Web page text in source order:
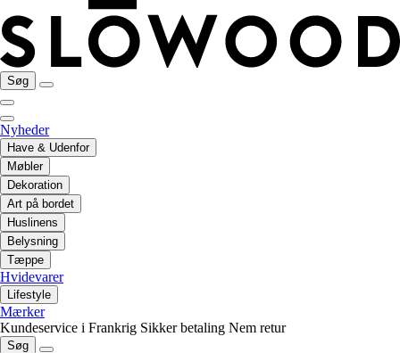
Søg
Nyheder
Have & Udenfor
Møbler
Dekoration
Art på bordet
Huslinens
Belysning
Tæppe
Hvidevarer
Lifestyle
Mærker
Kundeservice i Frankrig Sikker betaling Nem retur
Søg